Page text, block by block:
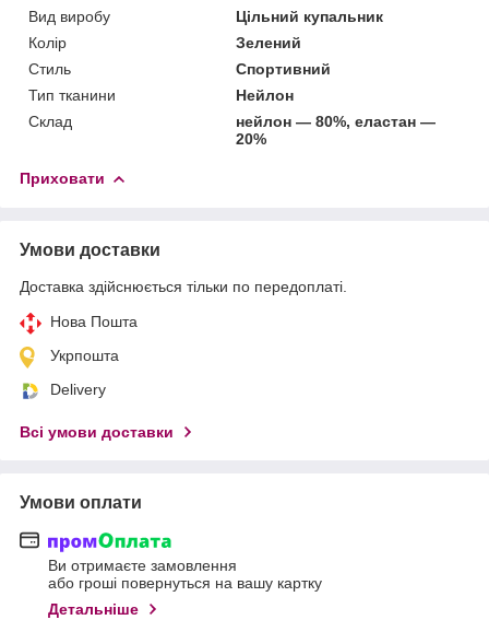
Вид виробу
Цільний купальник
Колір
Зелений
Стиль
Спортивний
Тип тканини
Нейлон
Склад
нейлон — 80%, еластан —
20%
Приховати
Умови доставки
Доставка здійснюється тільки по передоплаті.
Нова Пошта
Укрпошта
Delivery
Всі умови доставки
Умови оплати
Ви отримаєте замовлення
або гроші повернуться на вашу картку
Детальніше